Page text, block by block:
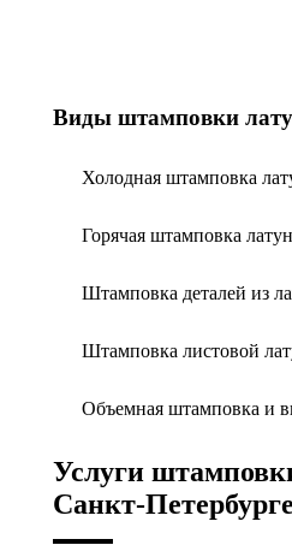
Виды штамповки
Холодная штамповка
Горячая штамповка
Штамповка деталей из
Штамповка листовой
Объемная штамповка и
Услуги
Санкт-Петербурге